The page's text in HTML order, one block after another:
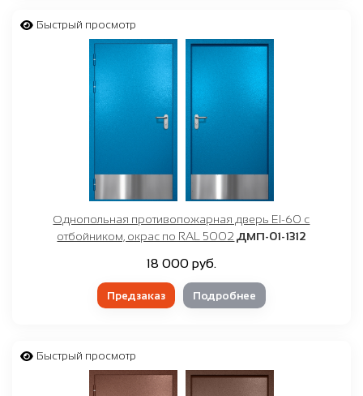
Быстрый просмотр
Однопольная противопожарная дверь EI-60 с
отбойником, окрас по RAL 5002 ДМП-01-1312
18 000 руб.
Предзаказ Подробнее
Быстрый просмотр